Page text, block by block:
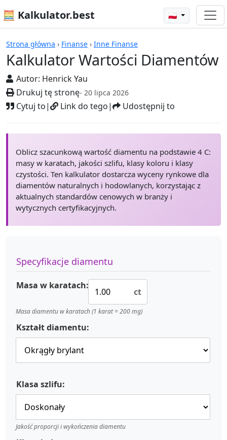
🧮 Kalkulator.best 🇵🇱
Strona główna › Finanse › Inne Finanse
Kalkulator Wartości Diamentów
Autor: Henrick Yau
Drukuj tę stronę- 20 lipca 2026
Cytuj to| Link do tego| Udostępnij to
Kalkulatory
Oblicz szacunkową wartość diamentu na podstawie 4 C:
masy w karatach, jakości szlifu, klasy koloru i klasy
czystości. Ten kalkulator dostarcza wyceny rynkowe dla
diamentów naturalnych i hodowlanych, korzystając z
aktualnych standardów cenowych w branży i
wytycznych certyfikacyjnych.
Specyfikacje diamentu
Masa w karatach:
ct
Masa diamentu w karatach (1 karat = 200 mg)
Kształt diamentu:
Klasa szlifu:
Jakość proporcji i wykończenia diamentu